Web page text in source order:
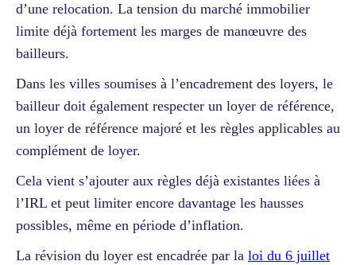
d’une relocation. La tension du marché immobilier
limite déjà fortement les marges de manœuvre des
bailleurs.
Dans les villes soumises à l’encadrement des loyers, le
bailleur doit également respecter un loyer de référence,
un loyer de référence majoré et les règles applicables au
complément de loyer.
Cela vient s’ajouter aux règles déjà existantes liées à
l’IRL et peut limiter encore davantage les hausses
possibles, même en période d’inflation.
La révision du loyer est encadrée par la loi du 6 juillet